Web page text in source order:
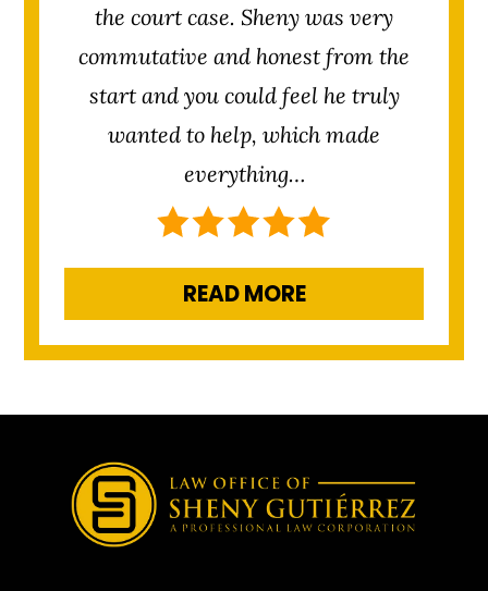
the court case. Sheny was very
commutative and honest from the
start and you could feel he truly
wanted to help, which made
everything…
READ MORE